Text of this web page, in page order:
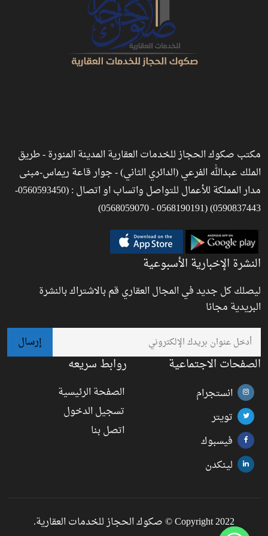
مكتب صكوك الحجاز للخدمات العقارية المدينة المنورة - طريق
الملك عبدالله الفرعي (الدائري الثاني) - جوار قاعة ريماس-مبنى
مدار المملكة للأعمال للتواصل واتساب او اتصال : (0560593450-
0590837443) (0568190191 - 0568059070)
النشرة الإخبارية الأسبوعية
ليصلك كل جديد في المجال العقاري قم بالاشتراك بالنشرة
البريدية مجانا
الصفحات الاجتماعية
انستجرام
تويتر
فيسبوك
لينكدن
روابط سريعه
الصفحة الرئيسية
تسجيل الدخول
اتصل بنا
Copyright 2022 © صكوك الحجاز للخدمات العقارية.